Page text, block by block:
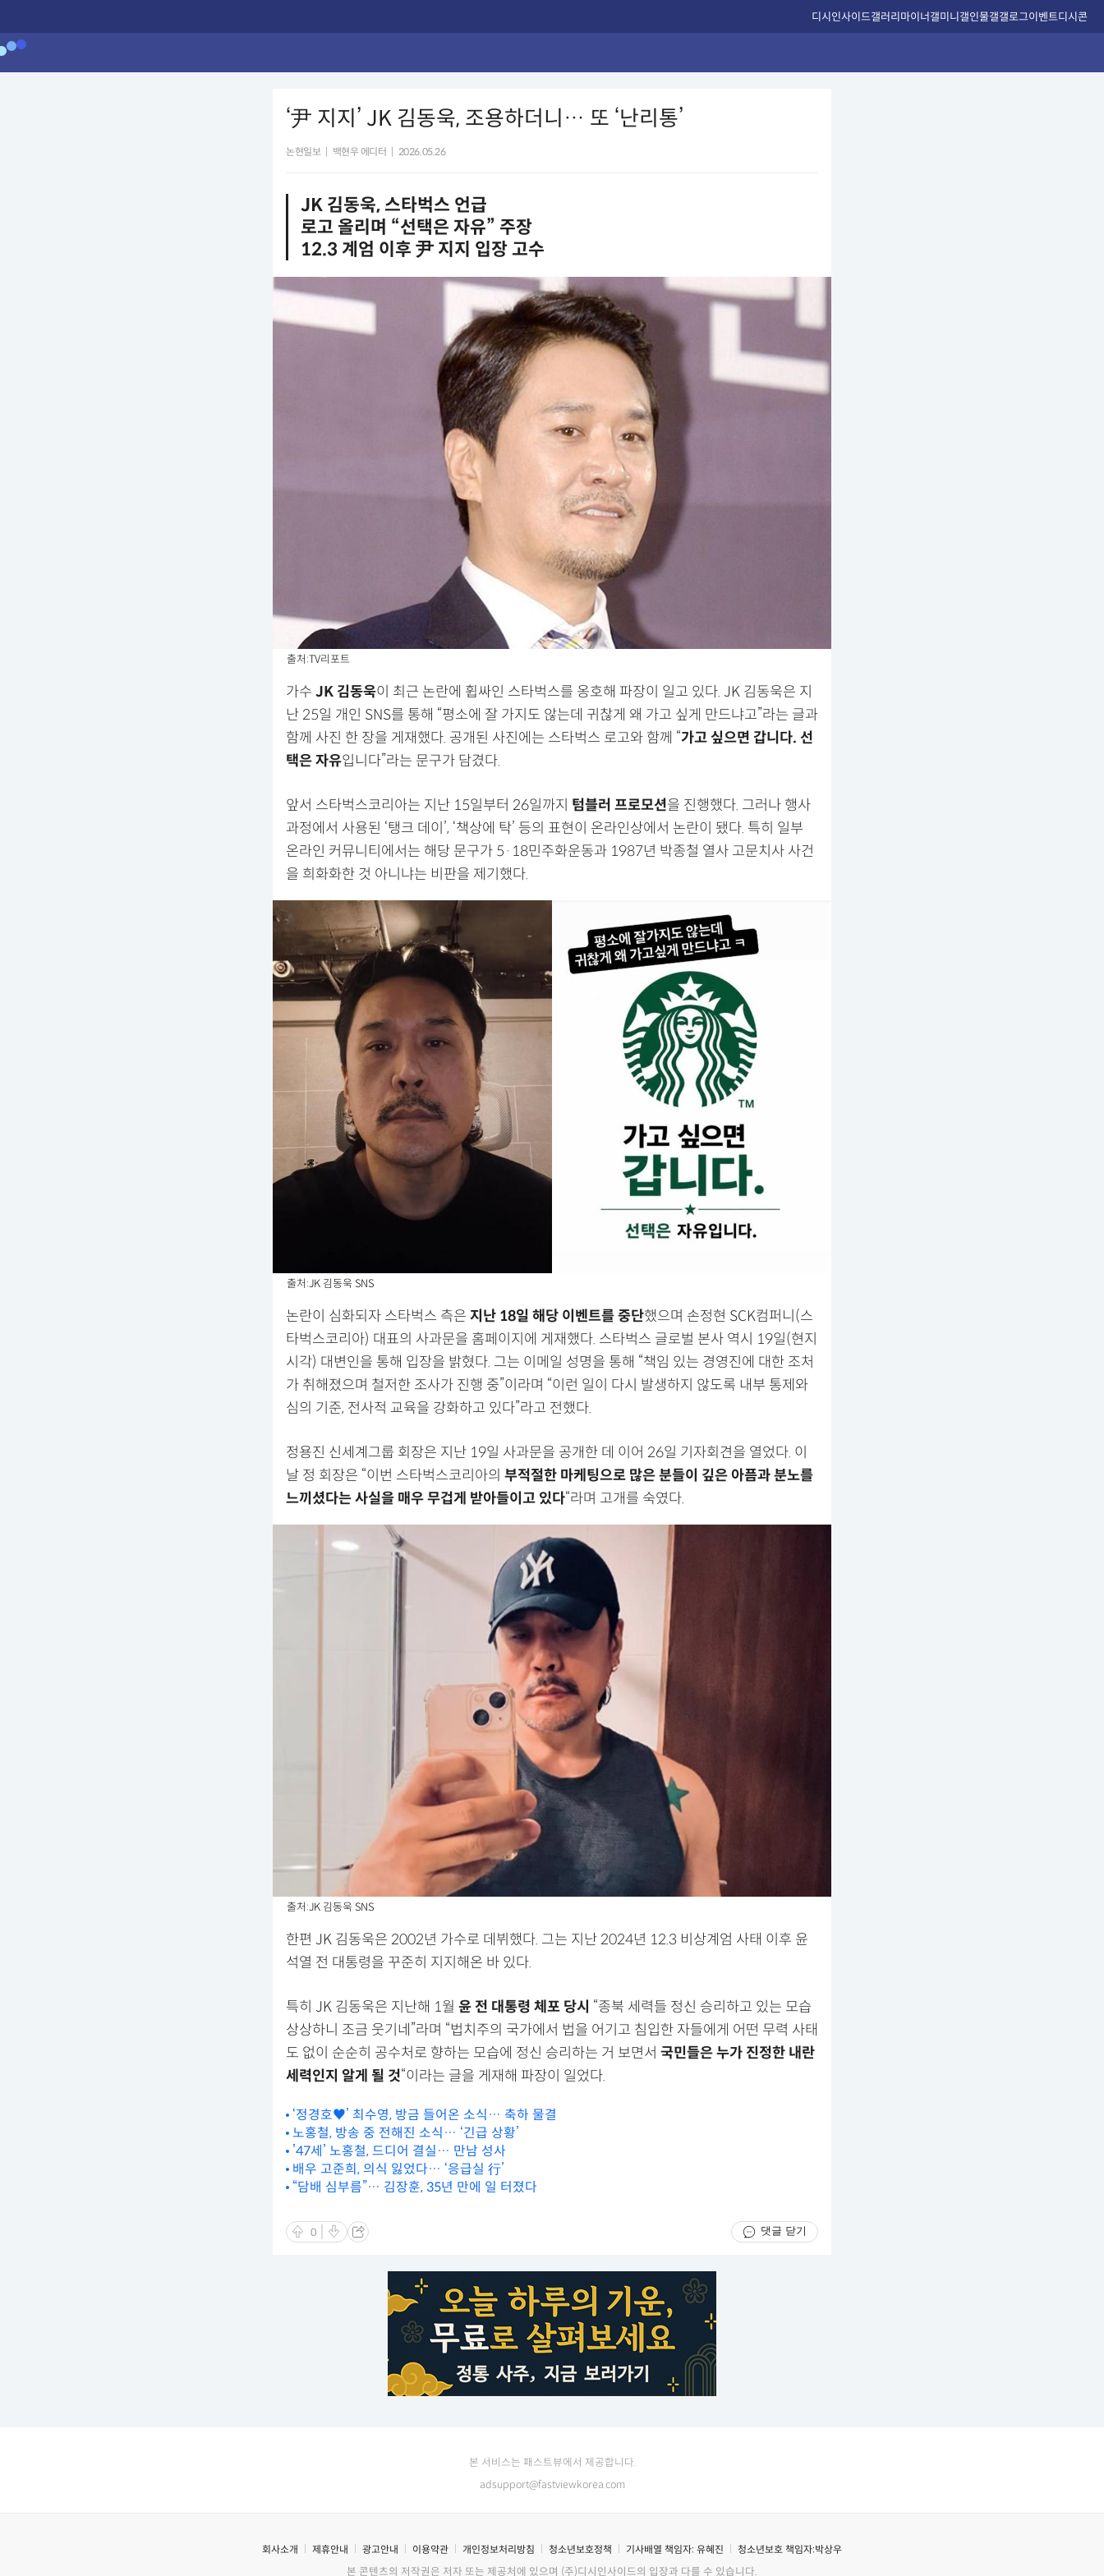
디시인사이드갤러리마이너갤미니갤인물갤갤로그이벤트디시콘
‘尹 지지’ JK 김동욱, 조용하더니… 또 ‘난리통’
논현일보 백현우 에디터 2026.05.26
JK 김동욱, 스타벅스 언급
로고 올리며 “선택은 자유” 주장
12.3 계엄 이후 尹 지지 입장 고수
출처:TV리포트
가수 JK 김동욱이 최근 논란에 휩싸인 스타벅스를 옹호해 파장이 일고 있다. JK 김동욱은 지
난 25일 개인 SNS를 통해 “평소에 잘 가지도 않는데 귀찮게 왜 가고 싶게 만드냐고”라는 글과
함께 사진 한 장을 게재했다. 공개된 사진에는 스타벅스 로고와 함께 “가고 싶으면 갑니다. 선
택은 자유입니다”라는 문구가 담겼다.
앞서 스타벅스코리아는 지난 15일부터 26일까지 텀블러 프로모션을 진행했다. 그러나 행사
과정에서 사용된 ‘탱크 데이’, ‘책상에 탁’ 등의 표현이 온라인상에서 논란이 됐다. 특히 일부
온라인 커뮤니티에서는 해당 문구가 5·18민주화운동과 1987년 박종철 열사 고문치사 사건
을 희화화한 것 아니냐는 비판을 제기했다.
출처:JK 김동욱 SNS
논란이 심화되자 스타벅스 측은 지난 18일 해당 이벤트를 중단했으며 손정현 SCK컴퍼니(스
타벅스코리아) 대표의 사과문을 홈페이지에 게재했다. 스타벅스 글로벌 본사 역시 19일(현지
시각) 대변인을 통해 입장을 밝혔다. 그는 이메일 성명을 통해 “책임 있는 경영진에 대한 조처
가 취해졌으며 철저한 조사가 진행 중”이라며 “이런 일이 다시 발생하지 않도록 내부 통제와
심의 기준, 전사적 교육을 강화하고 있다”라고 전했다.
정용진 신세계그룹 회장은 지난 19일 사과문을 공개한 데 이어 26일 기자회견을 열었다. 이
날 정 회장은 “이번 스타벅스코리아의 부적절한 마케팅으로 많은 분들이 깊은 아픔과 분노를
느끼셨다는 사실을 매우 무겁게 받아들이고 있다“라며 고개를 숙였다.
출처:JK 김동욱 SNS
한편 JK 김동욱은 2002년 가수로 데뷔했다. 그는 지난 2024년 12.3 비상계엄 사태 이후 윤
석열 전 대통령을 꾸준히 지지해온 바 있다.
특히 JK 김동욱은 지난해 1월 윤 전 대통령 체포 당시 “종북 세력들 정신 승리하고 있는 모습
상상하니 조금 웃기네”라며 “법치주의 국가에서 법을 어기고 침입한 자들에게 어떤 무력 사태
도 없이 순순히 공수처로 향하는 모습에 정신 승리하는 거 보면서 국민들은 누가 진정한 내란
세력인지 알게 될 것“이라는 글을 게재해 파장이 일었다.
‘정경호♥’ 최수영, 방금 들어온 소식… 축하 물결
노홍철, 방송 중 전해진 소식… ‘긴급 상황’
’47세’ 노홍철, 드디어 결실… 만남 성사
배우 고준희, 의식 잃었다… ‘응급실 行’
“담배 심부름”… 김장훈, 35년 만에 일 터졌다
0 댓글 닫기
본 서비스는 패스트뷰에서 제공합니다.
adsupport@fastviewkorea.com
회사소개 제휴안내 광고안내 이용약관 개인정보처리방침 청소년보호정책 기사배열 책임자: 유혜진 청소년보호 책임자:박상우
본 콘텐츠의 저작권은 저자 또는 제공처에 있으며 (주)디시인사이드의 입장과 다를 수 있습니다.